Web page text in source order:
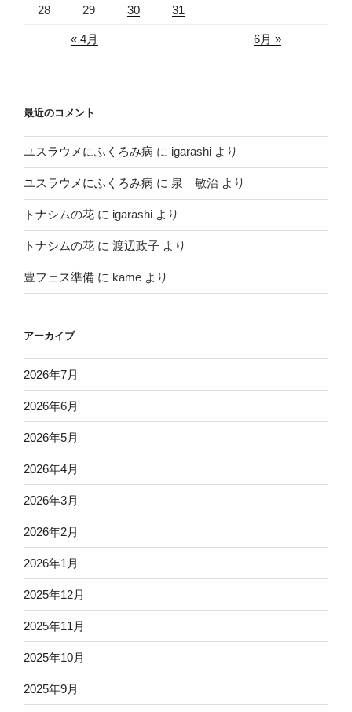
28 29 30 31
« 4月 6月 »
最近のコメント
ユスラウメにふくろみ病 に igarashi より
ユスラウメにふくろみ病 に 泉 敏治 より
トナシムの花 に igarashi より
トナシムの花 に 渡辺政子 より
豊フェス準備 に kame より
アーカイブ
2026年7月
2026年6月
2026年5月
2026年4月
2026年3月
2026年2月
2026年1月
2025年12月
2025年11月
2025年10月
2025年9月